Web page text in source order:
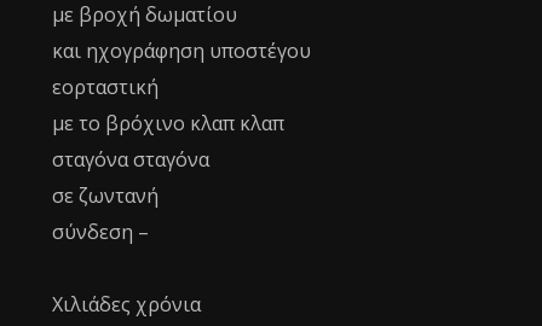
με βροχή δωματίου
και ηχογράφηση υποστέγου
εορταστική
με το βρόχινο κλαπ κλαπ
σταγόνα σταγόνα
σε ζωντανή
σύνδεση –
Χιλιάδες χρόνια